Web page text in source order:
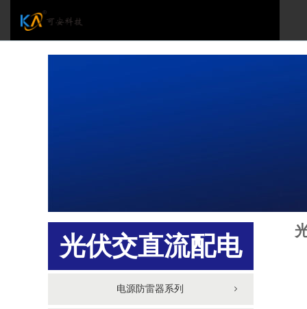
光伏交直流配电
柜
电源防雷器系列